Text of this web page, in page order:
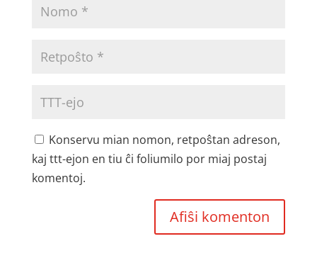
Konservu mian nomon, retpoŝtan adreson,
kaj ttt-ejon en tiu ĉi foliumilo por miaj postaj
komentoj.